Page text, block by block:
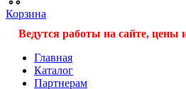
Корзина
Ведутся работы на сайте, цены
Главная
Каталог
Партнерам